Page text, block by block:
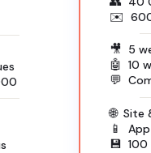
✉️
🎥 5
🤖 10
💬
🌐 Site
📱
💾 100